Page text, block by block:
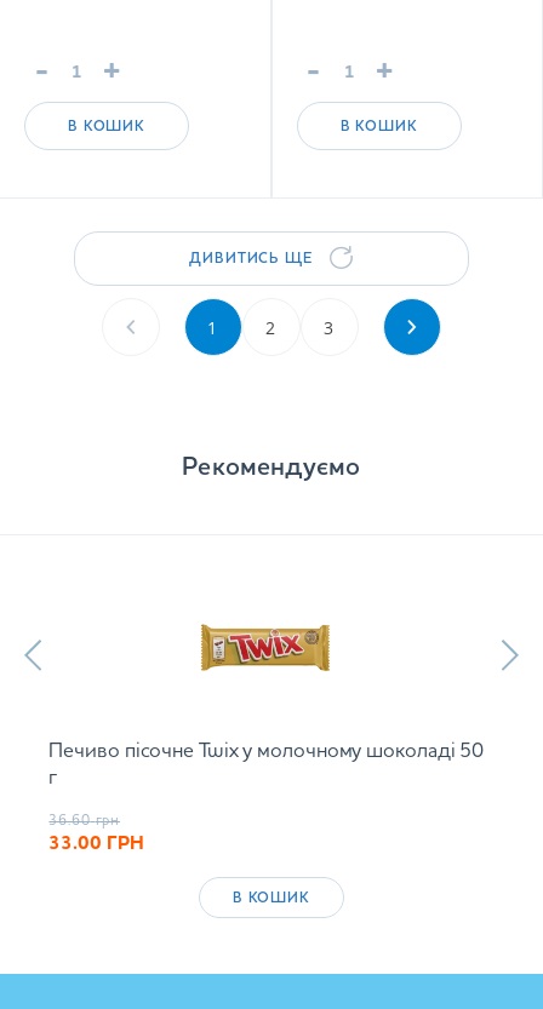
- +
В КОШИК
- +
В КОШИК
ДИВИТИСЬ ЩЕ
1 2 3
Рекомендуємо
Печиво пісочне Twix у молочному шоколаді 50
г
36.60 грн
33.00 ГРН
В КОШИК